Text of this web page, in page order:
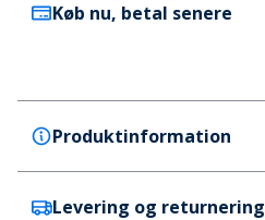
Køb nu, betal senere
Produktinformation
Pieces
Levering og returnering